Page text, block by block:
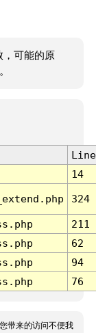
，可能的原
Line
14
324
211
62
94
76
带来的访问不便我